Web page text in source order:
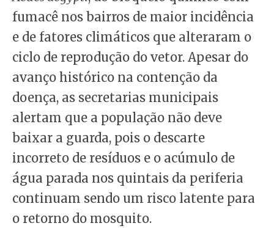
fumacê nos bairros de maior incidência
e de fatores climáticos que alteraram o
ciclo de reprodução do vetor. Apesar do
avanço histórico na contenção da
doença, as secretarias municipais
alertam que a população não deve
baixar a guarda, pois o descarte
incorreto de resíduos e o acúmulo de
água parada nos quintais da periferia
continuam sendo um risco latente para
o retorno do mosquito.